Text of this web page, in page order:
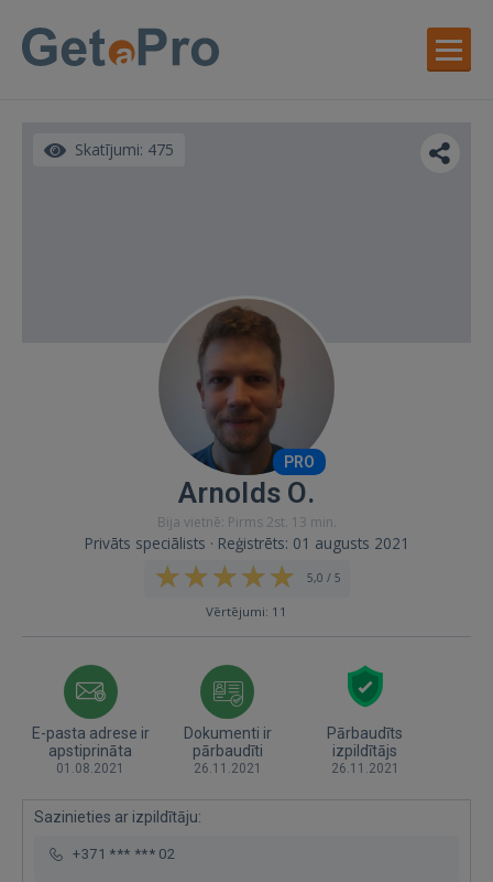
Skatījumi: 475
PRO
Arnolds O.
Bija vietnē: Pirms 2st. 13 min.
Privāts speciālists · Reģistrēts: 01 augusts 2021
5,0 / 5
Vērtējumi: 11
E-pasta adrese ir
apstiprināta
01.08.2021
Dokumenti ir
pārbaudīti
26.11.2021
Pārbaudīts
izpildītājs
26.11.2021
Sazinieties ar izpildītāju:
+371 *** *** 02